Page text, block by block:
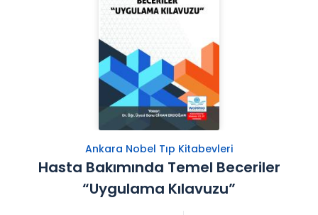
Ankara Nobel Tıp Kitabevleri
Hasta Bakımında Temel Beceriler
“Uygulama Kılavuzu”